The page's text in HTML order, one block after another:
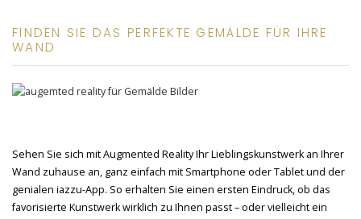
FINDEN SIE DAS PERFEKTE GEMÄLDE FÜR IHRE
WAND
Sehen Sie sich mit Augmented Reality Ihr Lieblingskunstwerk an Ihrer
Wand zuhause an, ganz einfach mit Smartphone oder Tablet und der
genialen iazzu-App. So erhalten Sie einen ersten Eindruck, ob das
favorisierte Kunstwerk wirklich zu Ihnen passt – oder vielleicht ein